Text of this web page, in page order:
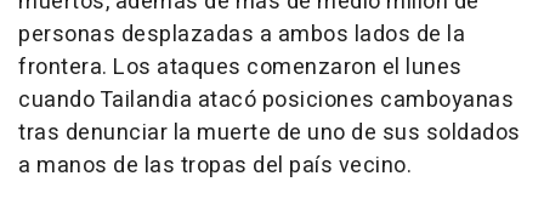
personas desplazadas a ambos lados de la
frontera. Los ataques comenzaron el lunes
cuando Tailandia atacó posiciones camboyanas
tras denunciar la muerte de uno de sus soldados
a manos de las tropas del país vecino.